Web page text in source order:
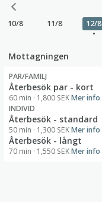
10/8 11/8 12/8
•
Mottagningen
PAR/FAMILJ
Återbesök par - kort
60 min · 1,800 SEKMer info
INDIVID
Återbesök - standard
50 min · 1,300 SEKMer info
Återbesök - långt
70 min · 1,550 SEKMer info